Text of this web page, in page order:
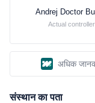
Andrej Doctor
Actual controller
अधिक
संस्थान का पता